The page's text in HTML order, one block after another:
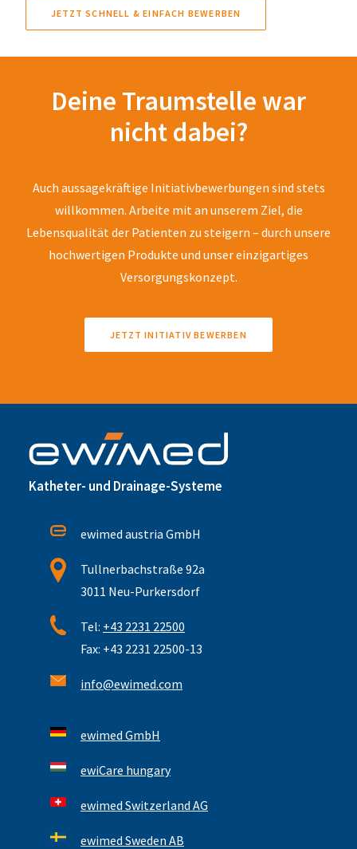
JETZT SCHNELL & EINFACH BEWERBEN
Deine Traumstelle war
nicht dabei?
Auch aussagekräftige Initiativbewerbungen sind stets
willkommen. Arbeite mit an unserem Ziel, die
Lebensqualität der Patienten zu steigern – durch unsere
hochwertigen Produkte und unser einzigartiges
Versorgungskonzept.
JETZT INITIATIV BEWERBEN
Katheter- und Drainage-Systeme
ewimed austria GmbH
Tullnerbachstraße 92a
3011 Neu-Purkersdorf
Tel: +43 2231 22500
Fax: +43 2231 22500-13
info@ewimed.com
ewimed GmbH
ewiCare hungary
ewimed Switzerland AG
ewimed Sweden AB